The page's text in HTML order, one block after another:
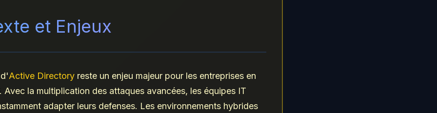
et Enjeux
Active Directory reste un enjeu majeur pour les entreprises en
la multiplication des attaques avancées, les équipes IT
adapter leurs defenses. Les environnements hybrides